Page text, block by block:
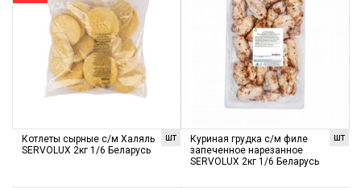
шт
Котлеты сырные с/м Халяль
SERVOLUX 2кг 1/6 Беларусь
шт
Куриная грудка с/м филе
запеченное нарезанное
SERVOLUX 2кг 1/6 Беларусь